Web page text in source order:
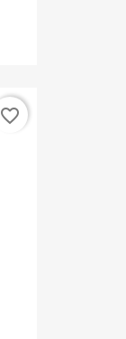
favorite_border